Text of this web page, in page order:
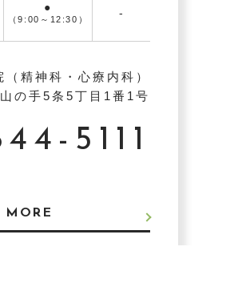
●
（9:00～ 12:30） -
精神科・心療内科）
の手5条5丁目1番1号
5111
MORE